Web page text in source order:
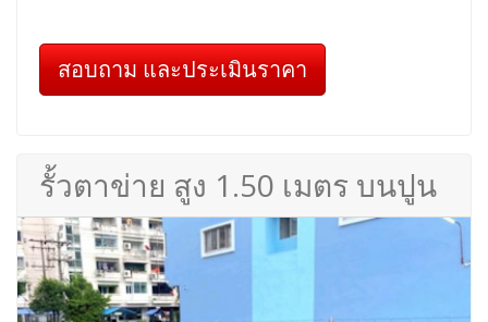
สอบถาม และประเมินราคา
รั้วตาข่าย สูง 1.50 เมตร บนปูน